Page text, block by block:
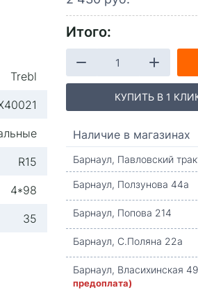
Trebl
R15
4*98
35
Итого:
КУПИТЬ В 1
Наличие в магазинах
Барнаул, Павловский
Барнаул, Ползунова 44а
Барнаул, Попова 214
Барнаул, С.Поляна 22а
Барнаул, Власихинская
предоплата)